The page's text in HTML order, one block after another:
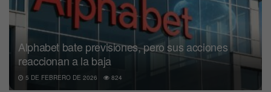
Alphabet bate previsiones, pero sus acciones
reaccionan a la baja
5 DE FEBRERO DE 2026 824